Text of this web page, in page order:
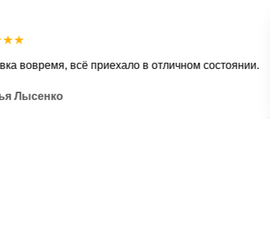
всё приехало в отличном состоянии.